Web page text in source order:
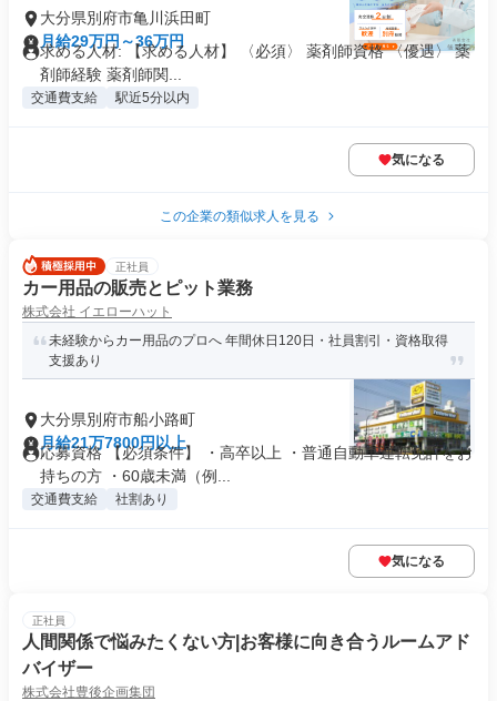
大分県別府市亀川浜田町
月給29万円～36万円
求める人材: 【求める人材】 〈必須〉 薬剤師資格 〈優遇〉 薬
剤師経験 薬剤師関...
交通費支給 駅近5分以内
気になる
この企業の類似求人を見る
正社員
カー用品の販売とピット業務
株式会社 イエローハット
未経験からカー用品のプロへ 年間休日120日・社員割引・資格取得
支援あり
大分県別府市船小路町
月給21万7800円以上
応募資格 【必須条件】 ・高卒以上 ・普通自動車運転免許をお
持ちの方 ・60歳未満（例...
交通費支給 社割あり
気になる
正社員
人間関係で悩みたくない方|お客様に向き合うルームアド
バイザー
株式会社豊後企画集団